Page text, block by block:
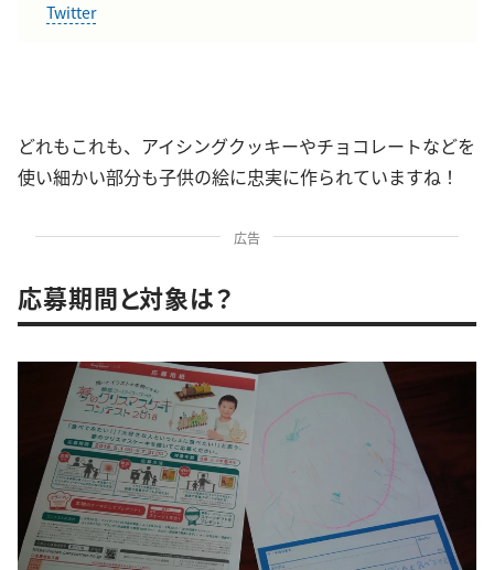
Twitter
どれもこれも、アイシングクッキーやチョコレートなどを
使い細かい部分も子供の絵に忠実に作られていますね！
広告
応募期間と対象は？